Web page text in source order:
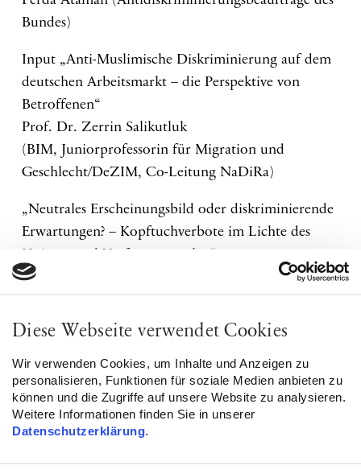
Diese Webseite verwendet Cookies
Wir verwenden Cookies, um Inhalte und Anzeigen zu
personalisieren, Funktionen für soziale Medien anbieten zu
können und die Zugriffe auf unsere Website zu analysieren.
Weitere Informationen finden Sie in unserer
Datenschutzerklärung
Bundes)
Input „Anti-Muslimische Diskriminierung auf dem
deutschen Arbeitsmarkt – die Perspektive von
Betroffenen“
Prof. Dr. Zerrin Salikutluk
(BIM, Juniorprofessorin für Migration und
Geschlecht/DeZIM, Co-Leitung NaDiRa)
„Neutrales Erscheinungsbild oder diskriminierende
Erwartungen? – Kopftuchverbote im Lichte des
Dr. Aqila Sandhu
Podiumsdiskussion mit:
Dr. Aqila Sandhu (Universität Augsburg) Tuba
Bozkurt (MdA von Fraktion Bündnis 90/Die
Grünen) Gabriele Boos-Niazy (Aktionsbündnis
muslimischer Frauen), Saba-Nur Cheema (Goethe-